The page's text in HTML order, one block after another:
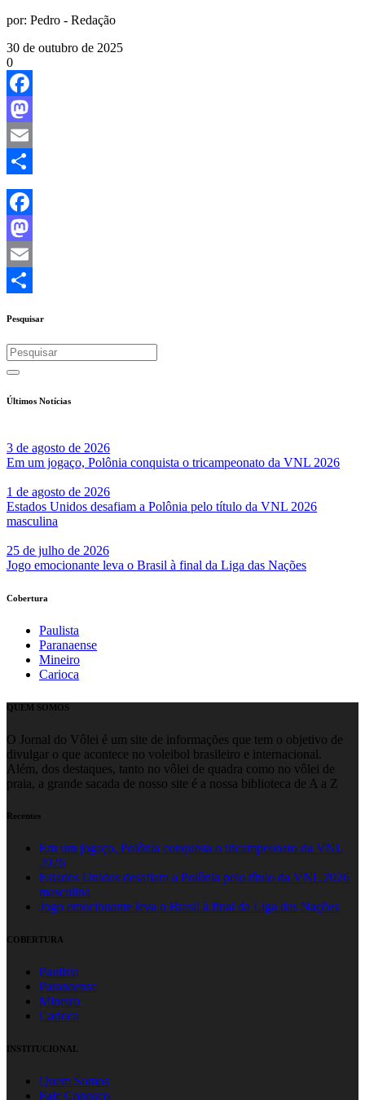
por: Pedro - Redação
30 de outubro de 2025
0
Facebook
Mastodon
Email
Share
Facebook
Mastodon
Email
Pesquisar
Últimos Notícias
3 de agosto de 2026
Em um jogaço, Polônia conquista o tricampeonato da VNL 2026
1 de agosto de 2026
Estados Unidos desafiam a Polônia pelo título da VNL 2026
masculina
25 de julho de 2026
Jogo emocionante leva o Brasil à final da Liga das Nações
Cobertura
Paulista
Paranaense
Mineiro
Carioca
QUEM SOMOS
O Jornal do Vôlei é um site de informações que tem o objetivo de
divulgar o que acontece no voleibol brasileiro e internacional.
Além, dos destaques, tanto no vôlei de quadra como no vôlei de
praia, a grande sacada de nosso site é a nossa biblioteca de A a Z
Recentes
Em um jogaço, Polônia conquista o tricampeonato da VNL
2026
Estados Unidos desafiam a Polônia pelo título da VNL 2026
masculina
Jogo emocionante leva o Brasil à final da Liga das Nações
COBERTURA
Paulista
Paranaense
Mineiro
Carioca
INSTITUCIONAL
Quem Somos
Fale Conosco